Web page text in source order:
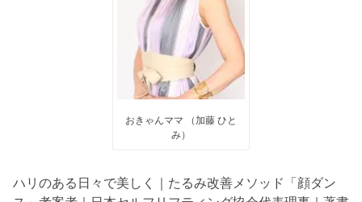
おきゃんママ （加藤 ひと
み）
ハリのある日々で美しく｜たるみ改善メソッド「顔ダン